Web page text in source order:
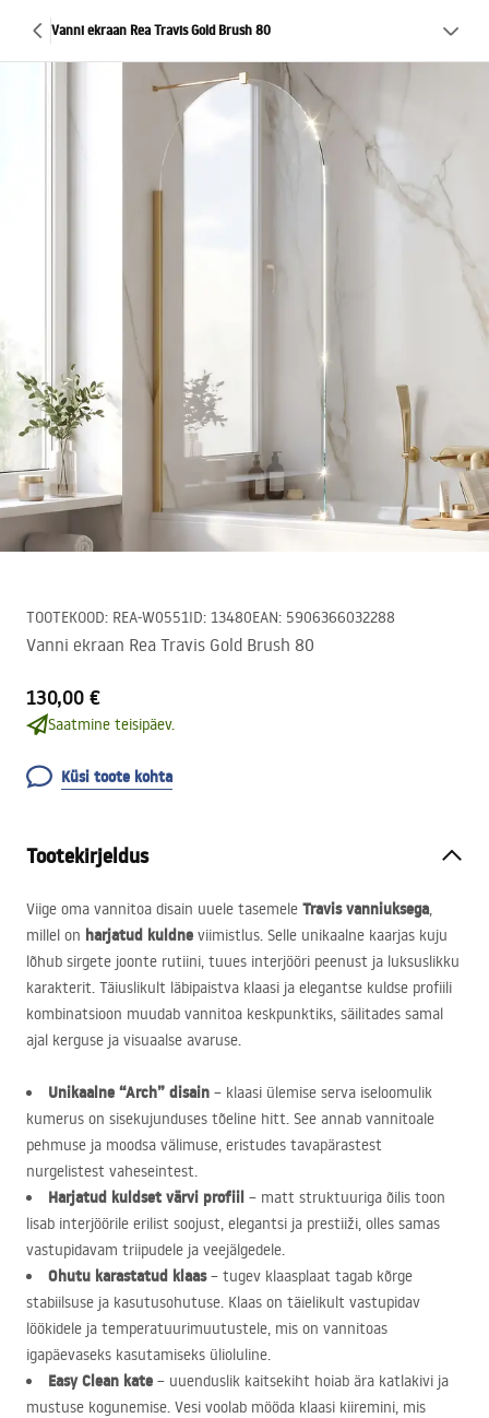
Vanni ekraan Rea Travis Gold Brush 80
TOOTEKOOD: REA-W0551ID: 13480EAN: 5906366032288
Vanni ekraan Rea Travis Gold Brush 80
130,00 €
Saatmine teisipäev.
Küsi toote kohta
Tootekirjeldus
Viige oma vannitoa disain uuele tasemele Travis vanniuksega,
millel on harjatud kuldne viimistlus. Selle unikaalne kaarjas kuju
lõhub sirgete joonte rutiini, tuues interjööri peenust ja luksuslikku
karakterit. Täiuslikult läbipaistva klaasi ja elegantse kuldse profiili
kombinatsioon muudab vannitoa keskpunktiks, säilitades samal
ajal kerguse ja visuaalse avaruse.
Unikaalne “Arch” disain – klaasi ülemise serva iseloomulik
kumerus on sisekujunduses tõeline hitt. See annab vannitoale
pehmuse ja moodsa välimuse, eristudes tavapärastest
nurgelistest vaheseintest.
Harjatud kuldset värvi profiil – matt struktuuriga õilis toon
lisab interjöörile erilist soojust, elegantsi ja prestiiži, olles samas
vastupidavam triipudele ja veejälgedele.
Ohutu karastatud klaas– tugev klaasplaat tagab kõrge
stabiilsuse ja kasutusohutuse. Klaas on täielikult vastupidav
löökidele ja temperatuurimuutustele, mis on vannitoas
igapäevaseks kasutamiseks ülioluline.
Easy Clean kate – uuenduslik kaitsekiht hoiab ära katlakivi ja
mustuse kogunemise. Vesi voolab mööda klaasi kiiremini, mis